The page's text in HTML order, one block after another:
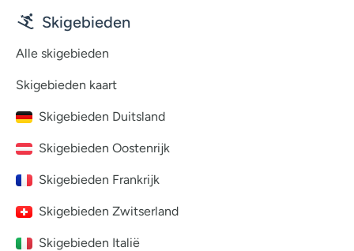
Skigebieden
Alle skigebieden
Skigebieden kaart
Skigebieden Duitsland
Skigebieden Oostenrijk
Skigebieden Frankrijk
Skigebieden Zwitserland
Skigebieden Italië